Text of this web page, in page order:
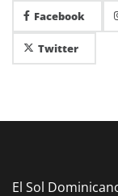
Facebook
Twitter
El Sol